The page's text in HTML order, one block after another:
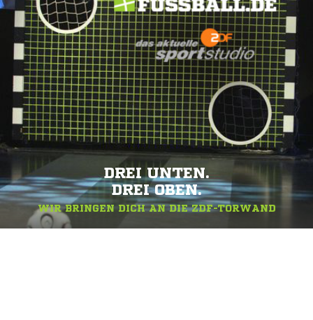
DREI UNTEN.
DREI OBEN.
WIR BRINGEN DICH AN DIE ZDF-TORWAND